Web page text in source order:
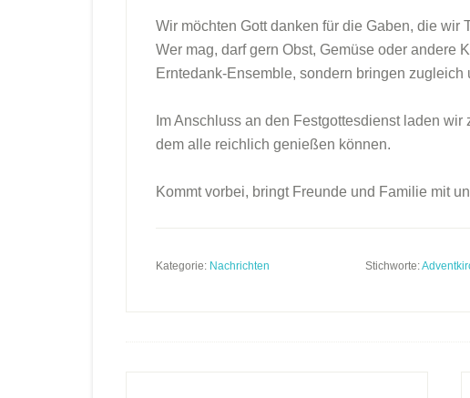
Wir möchten Gott danken für die Gaben, die wir
Wer mag, darf gern Obst, Gemüse oder andere
Erntedank-Ensemble, sondern bringen
Im Anschluss an den Festgottesdienst laden
dem alle reichlich genießen können.
Kommt vorbei, bringt Freunde und Familie mit
Kategorie: Nachrichten Stichworte: